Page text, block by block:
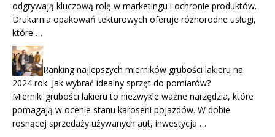
odgrywają kluczową rolę w marketingu i ochronie produktów.
Drukarnia opakowań tekturowych oferuje różnorodne usługi,
które …
Ranking najlepszych mierników grubości lakieru na
2024 rok: Jak wybrać idealny sprzęt do pomiarów?
Mierniki grubości lakieru to niezwykle ważne narzędzia, które
pomagają w ocenie stanu karoserii pojazdów. W dobie
rosnącej sprzedaży używanych aut, inwestycja …